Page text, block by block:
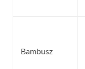
Bambusz